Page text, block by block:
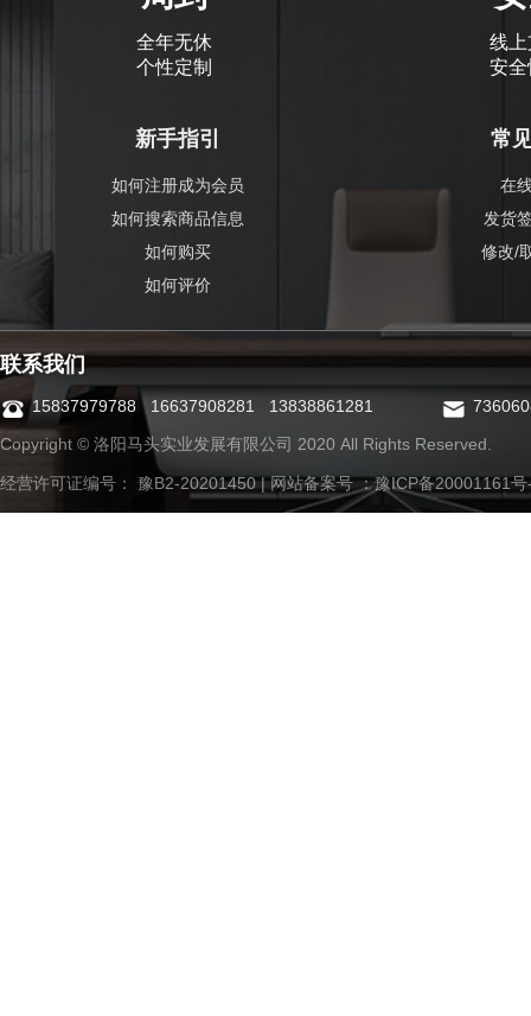
全年无休
个性定制
线
安
新手指引
如何注册成为会员
如何搜索商品信息
如何购买
如何评价
常
在
发货
修改/
联系我们
15837979788 16637908281 13838861281
Copyright © 洛阳马头实业发展有限公司 2020 All Rights Reserved.
经营许可证编号： 豫B2-20201450 | 网站备案号 ：豫ICP备20001161号